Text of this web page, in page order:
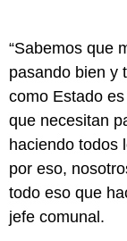
“Sabemos que
pasando bien y
como Estado
que necesitan
haciendo todos
por eso,
todo eso que
jefe comunal.